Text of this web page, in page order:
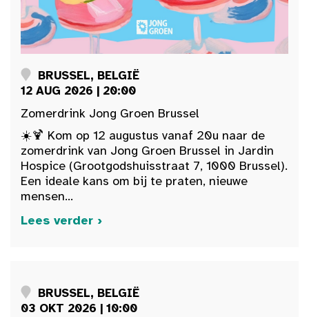
BRUSSEL, BELGIË
12 AUG 2026 | 20:00
Zomerdrink Jong Groen Brussel
☀️🍹 Kom op 12 augustus vanaf 20u naar de
zomerdrink van Jong Groen Brussel in Jardin
Hospice (Grootgodshuisstraat 7, 1000 Brussel).
Een ideale kans om bij te praten, nieuwe
mensen...
Lees verder ›
BRUSSEL, BELGIË
03 OKT 2026 | 10:00